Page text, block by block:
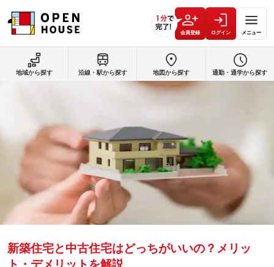
会員登録 ログイン メニュー
新築住宅と中古住宅はどっちがいいの？メリッ
ト・デメリットを解説
地域から探す 沿線・駅から探す 地図から探す 通勤・通学から探す